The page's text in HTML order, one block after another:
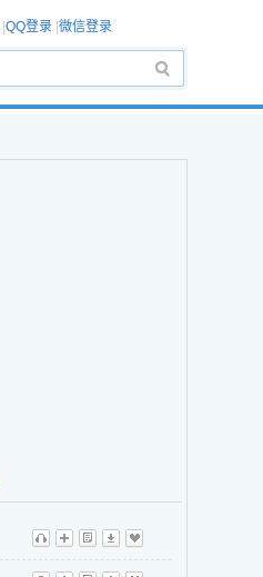
QQ登录 微信登录
听
播 歌 下 收